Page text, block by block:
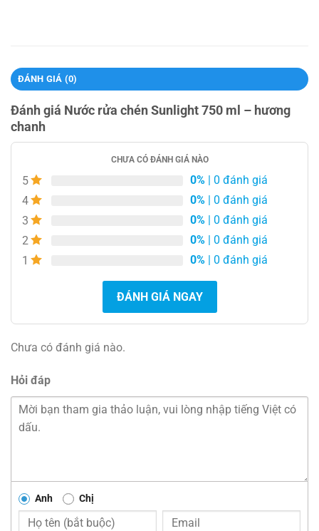
ĐÁNH GIÁ (0)
Đánh giá Nước rửa chén Sunlight 750 ml – hương
chanh
CHƯA CÓ ĐÁNH GIÁ NÀO
5 0% | 0 đánh giá
4
0% | 0 đánh giá
3
0% | 0 đánh giá
2
0% | 0 đánh giá
1
0% | 0 đánh giá
ĐÁNH GIÁ NGAY
Chưa có đánh giá nào.
Hỏi đáp
Anh Chị